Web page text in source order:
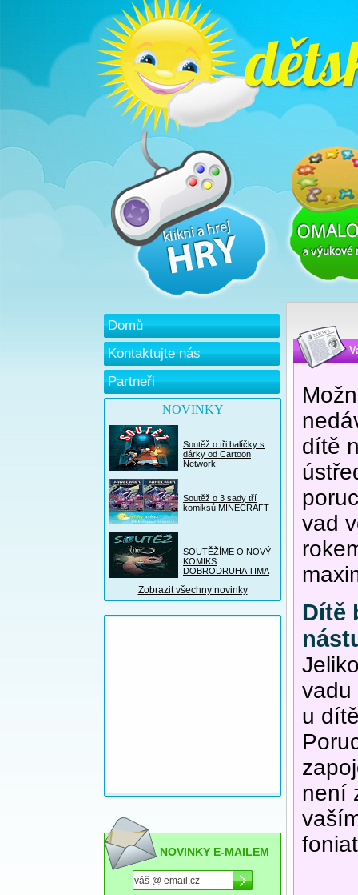
Domů
Kontaktujte nás
Partneři
NOVINKY
Soutěž o tři balíčky s
dárky od Cartoon
Network
Soutěž o 3 sady tří
komiksů MINECRAFT
SOUTĚŽÍME O NOVÝ
KOMIKS
DOBRODRUHA TIMA
Zobrazit všechny novinky
NOVINKY E-MAILEM
dítě
vad
Dítě
vadu
u
není